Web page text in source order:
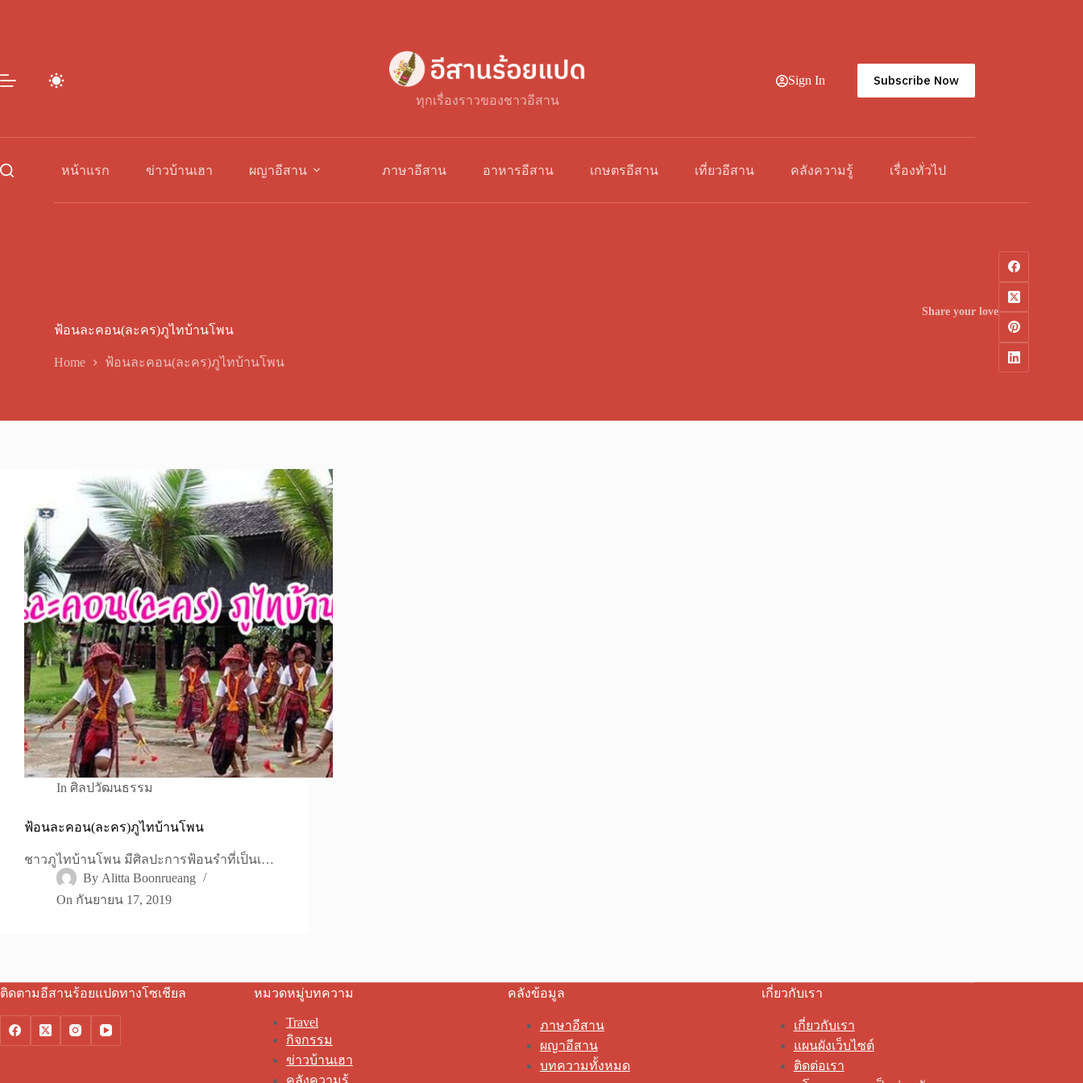
ทุกเรื่องราวของชาวอีสาน
Sign In Subscribe Now
หน้าแรก ข่าวบ้านเฮา ผญาอีสาน ภาษาอีสาน อาหารอีสาน เกษตรอีสาน เที่ยวอีสาน คลังความรู้ เรื่องทั่วไป
ฟ้อนละคอน(ละคร)ภูไทบ้านโพน
Home ฟ้อนละคอน(ละคร)ภูไทบ้านโพน
Share your love
In ศิลปวัฒนธรรม
ฟ้อนละคอน(ละคร)ภูไทบ้านโพน
ชาวภูไทบ้านโพน มีศิลปะการฟ้อนรำที่เป็นเ…
By Alitta Boonrueang
On กันยายน 17, 2019
ติดตามอีสานร้อยแปดทางโซเชียล หมวดหมู่บทความ
Travel
กิจกรรม
ข่าวบ้านเฮา
คลังข้อมูล
ภาษาอีสาน
ผญาอีสาน
บทความทั้งหมด
เกี่ยวกับเรา
เกี่ยวกับเรา
แผนผังเว็บไซต์
ติดต่อเรา